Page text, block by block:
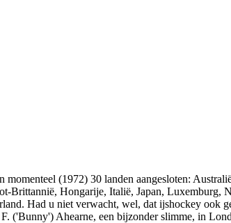
(1972) 30 landen aangesloten:
Brittannië, Hongarije, Italië, Japan,
Had u niet verwacht, wel, dat ijshockey ook
Ahearne, een bijzonder slimme, in